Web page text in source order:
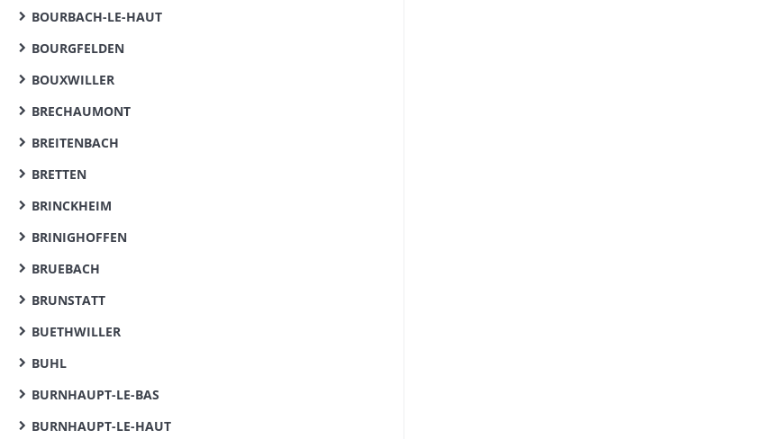
BOURBACH-LE-HAUT
BOURGFELDEN
BOUXWILLER
BRECHAUMONT
BREITENBACH
BRETTEN
BRINCKHEIM
BRINIGHOFFEN
BRUEBACH
BRUNSTATT
BUETHWILLER
BUHL
BURNHAUPT-LE-BAS
BURNHAUPT-LE-HAUT